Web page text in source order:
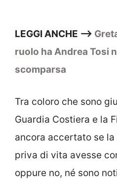
LEGGI ANCHE –>
ruolo ha Andrea Tosi
scomparsa
Tra coloro che sono
Guardia Costiera e la
ancora accertato se
priva di vita avesse
oppure no, né sono